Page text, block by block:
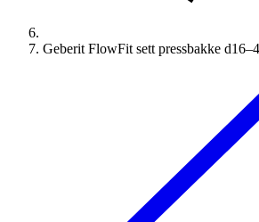
Geberit FlowFit sett pressbakke